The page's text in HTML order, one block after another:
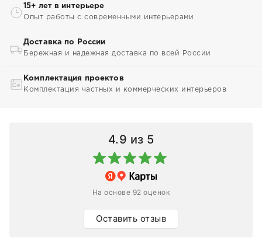
15+ лет в интерьере
Опыт работы с современными интерьерами
Доставка по России
Бережная и надежная доставка по всей России
Комплектация проектов
Комплектация частных и коммерческих интерьеров
4.9 из 5
На основе 92 оценок
Оставить отзыв